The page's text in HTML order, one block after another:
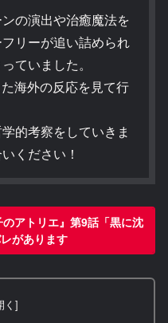
の演出や治癒魔法を
リーが追い詰められ
ていました。
海外の反応を見て行
的考察をしていきま
ください！
アトリエ』第9話「黒に沈
があります